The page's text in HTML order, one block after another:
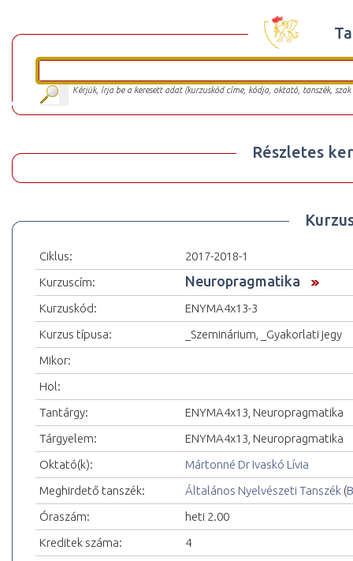
Kérjük, írja be a keresett adat (kurzuskód címe, kódja, oktató, tanszék,
Részletes
Ciklus:
2017-2018-1
Kurzuscím:
Neuropragmatika
Kurzuskód:
ENYMA4x13-3
Kurzus típusa:
_Szeminárium, _Gyakorlati jegy
Mikor:
Hol:
Tantárgy:
ENYMA4x13, Neuropragmatika
Tárgyelem:
ENYMA4x13, Neuropragmatika
Oktató(k):
Mártonné Dr Ivaskó Lívia
Meghirdető tanszék:
Általános Nyelvészeti Tanszék (
Óraszám:
heti 2.00
Kreditek száma:
4